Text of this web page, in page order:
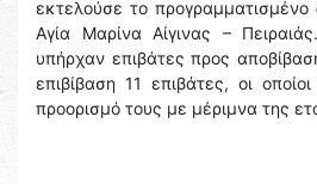
εκτελούσε το προγραμματισμένο
Αγία Μαρίνα Αίγινας –
υπήρχαν επιβάτες προς
επιβίβαση 11 επιβάτες, οι
προορισμό τους με μέριμνα της